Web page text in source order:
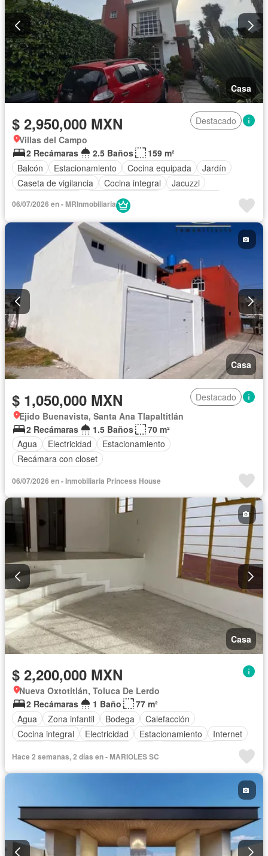
Casa
$ 2,950,000 MXN
Destacado
Villas del Campo
2 Recámaras
2.5 Baños
159 m²
Balcón
Estacionamiento Cocina equipada
Jardín
Caseta de vigilancia
Cocina integral
Jacuzzi
Permite mascotas
06/07/2026 en - MRInmobiliaria
Casa
$ 1,050,000 MXN
Destacado
Ejido Buenavista, Santa Ana Tlapaltitlán
2 Recámaras
1.5 Baños
70 m²
Agua
Electricidad
Estacionamiento
Recámara con closet
06/07/2026 en - Inmobiliaria Princess House
Casa
$ 2,200,000 MXN
Nueva Oxtotitlán, Toluca De Lerdo
2 Recámaras
1 Baño
77 m²
Agua
Zona infantil Bodega
Calefacción
Cocina integral
Electricidad Estacionamiento
Internet
Sin amueblar
Hace 2 semanas, 2 días en - MARIOLES SC